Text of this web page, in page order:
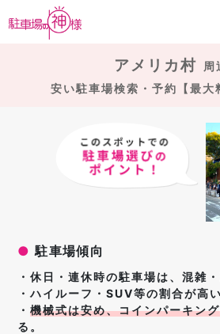
アメリカ村
周
安い駐車場検索・予約【最大
● 駐車場傾向
・休日・連休時の駐車場は、混雑
・ハイルーフ・SUV等の割合が高い
・機械式は安め、コインパーキン
る。